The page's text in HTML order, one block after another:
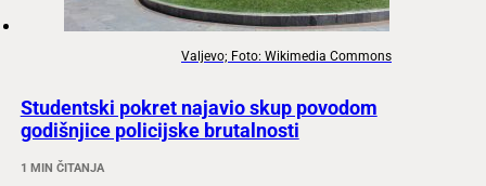
Valjevo; Foto: Wikimedia Commons
Studentski pokret najavio skup povodom
godišnjice policijske brutalnosti
1 MIN ČITANJA